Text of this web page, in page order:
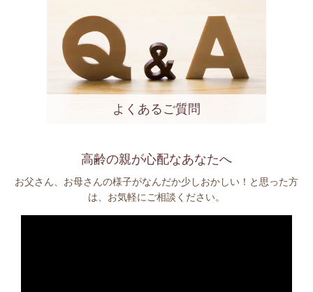
よくあるご質問
高齢の親が心配なあなたへ
お父さん、お母さんの様子がなんだか少しおかしい！と思った方
は、お気軽にご相談ください。